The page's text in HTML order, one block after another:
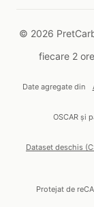
© 2026
fiecare 2
Date agregate din
OSCAR și
Dataset deschis
Protejat de